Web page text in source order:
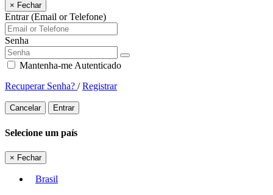
× Fechar
Entrar (Email or Telefone)
Senha
Mantenha-me Autenticado
Recuperar Senha? /Registrar
Cancelar Entrar
Selecione um país
× Fechar
Brasil